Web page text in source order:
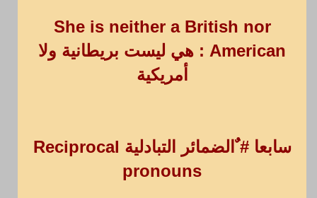
She is neither a British nor
American : هي ليست بريطانية ولا
أمريكية
سابعا # ٌالضمائر التبادلية Reciprocal
pronouns